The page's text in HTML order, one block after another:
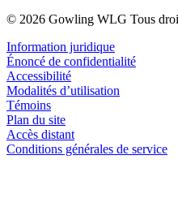
© 2026 Gowling WLG Tous
Information juridique
Énoncé de confidentialité
Accessibilité
Modalités d’utilisation
Témoins
Plan du site
Accès distant
Conditions générales de service